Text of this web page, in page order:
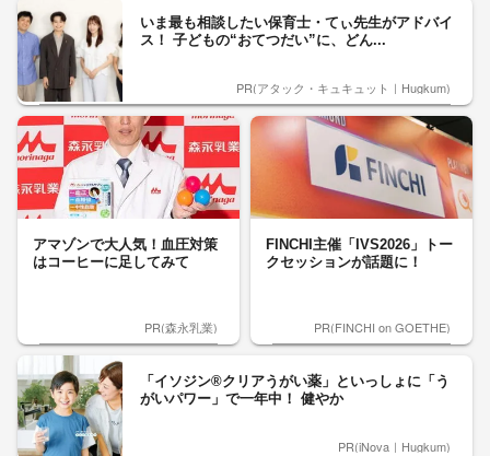
いま最も相談したい保育士・てぃ先生がアドバイ
ス！ 子どもの“おてつだい”に、どん...
PR(アタック・キュキュット｜Hugkum)
アマゾンで大人気！血圧対策
はコーヒーに足してみて
PR(森永乳業)
FINCHI主催「IVS2026」トー
クセッションが話題に！
PR(FINCHI on GOETHE)
「イソジン®クリアうがい薬」といっしょに「う
がいパワー」で一年中！ 健やか
PR(iNova｜Hugkum)